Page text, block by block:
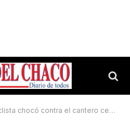
contra el cantero central en ruta 11